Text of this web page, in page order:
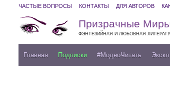
ЧАСТЫЕ ВОПРОСЫ КОНТАКТЫ ДЛЯ АВТОРОВ
Призрачные
ФЭНТЕЗИЙНАЯ И ЛЮБОВНАЯ
Главная Подписки #МодноЧитать